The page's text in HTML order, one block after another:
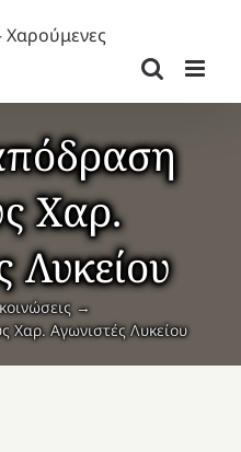
Χαρ.
Λυκείου
Χαρ. Αγωνιστές Λυκείου